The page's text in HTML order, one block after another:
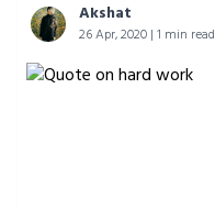
Akshat
26 Apr, 2020 | 1 min read